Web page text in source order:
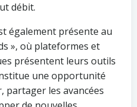
débit.
également présente au
», où plateformes et
présentent leurs outils
une opportunité
partager les avancées